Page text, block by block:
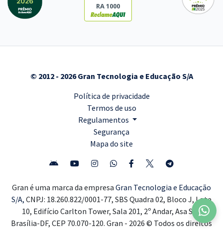
RA 1000
© 2012 - 2026 Gran Tecnologia e Educação S/A
Política de privacidade
Termos de uso
Regulamentos
Segurança
Mapa do site
Gran é uma marca da empresa Gran Tecnologia e Educação
S/A, CNPJ: 18.260.822/0001-77, SBS Quadra 02, Bloco J, Lote
10, Edifício Carlton Tower, Sala 201, 2º Andar, Asa Sul,
Brasília-DF, CEP 70.070-120. Gran - 2026 © Todos os direitos